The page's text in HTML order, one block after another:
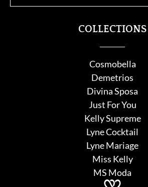
COLLECTIONS
Cosmobella
Demetrios
Divina Sposa
Just For You
Kelly Supreme
Lyne Cocktail
Lyne Mariage
Miss Kelly
MS Moda